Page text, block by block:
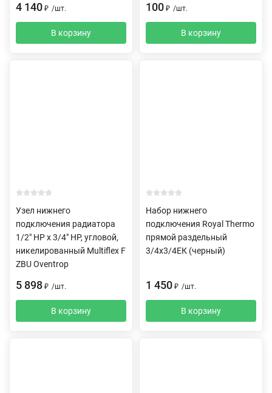
4 140 ₽ /шт.
В корзину
100 ₽ /шт.
В корзину
Узел нижнего
подключения радиатора
1/2" НР x 3/4" НР, угловой,
никелированный Multiflex F
ZBU Oventrop
5 898 ₽ /шт.
В корзину
Набор нижнего
подключения Royal Thermo
прямой раздельный
3/4х3/4ЕК (черный)
1 450 ₽ /шт.
В корзину